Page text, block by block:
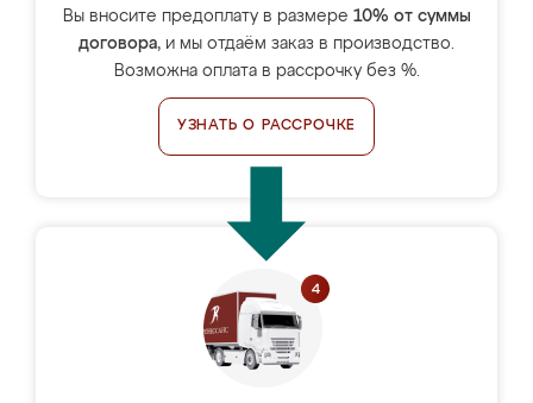
Вы вносите предоплату в размере 10% от суммы
договора, и мы отдаём заказ в производство.
Возможна оплата в рассрочку без %.
УЗНАТЬ О РАССРОЧКЕ